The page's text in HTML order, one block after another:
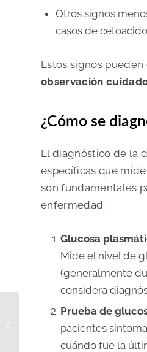
Otros signos
casos de
Estos signos
observación
¿Cómo se
El diagnóstico de la
específicas que
son fundamentales
enfermedad:
Glucosa
Mide el nivel de
(generalmente
considera
Prueba de
pacientes
cuándo fue la
Pies planos en niños:
preocuparse y cómo
tratarlos desde...